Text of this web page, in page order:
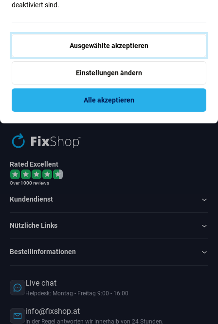
Newsletter-Fix
Abonnieren Sie den regelmäßigen Newsletter über Rabatte und
Ich bin damit einverstanden, Newsletter zu erhalten
Rated Excellent
Over1000reviews
Kundendienst
Nützliche Links
Bestellinformationen
Live chat
Helpdesk: Montag - Freitag 9:00 - 16:00
info@fixshop.at
In der Regel antworten wir innerhalb von 24 Stunden.
deaktiviert sind.
Ausgewählte akzeptieren
Einstellungen ändern
Alle akzeptieren